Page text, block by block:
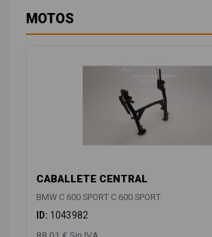
MOTOS
CABALLETE CENTRAL
BMW C 600 SPORT C 600 SPORT
ID: 1043982